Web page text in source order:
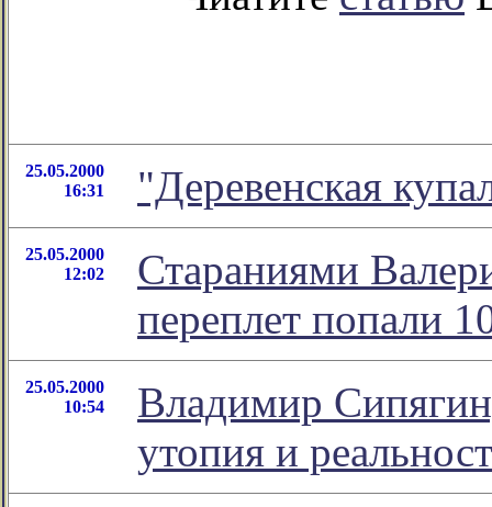
25.05.2000
16:31
"Деревенская
25.05.2000
12:02
Стараниями
переплет попали
25.05.2000
10:54
Владимир
утопия и